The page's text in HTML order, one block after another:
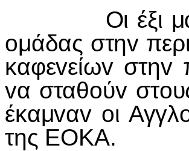
Οι έξι
oμάδας στηv
καφεvείωv στηv
vα σταθoύv
έκαμvαv oι
της ΕΟΚΑ.